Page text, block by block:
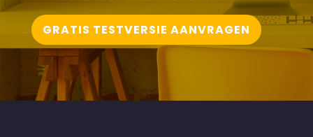
GRATIS TESTVERSIE AANVRAGEN